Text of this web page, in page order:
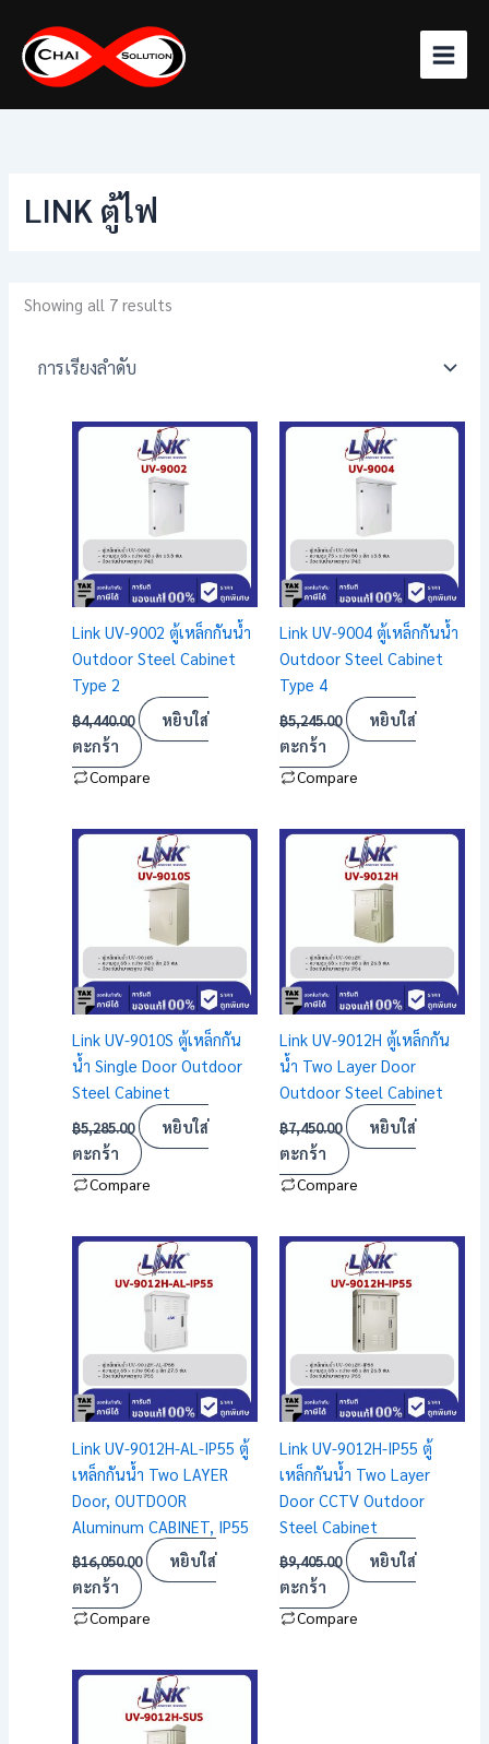
content
LINK ตู้ไฟ
Showing all 7 results
Link UV-9002 ตู้เหล็กกันน้ำ
Outdoor Steel Cabinet
Type 2
฿4,440.00
หยิบใส่
ตะกร้า
Compare
Link UV-9004 ตู้เหล็กกันน้ำ
Outdoor Steel Cabinet
Type 4
฿5,245.00
หยิบใส่
ตะกร้า
Compare
Link UV-9010S ตู้เหล็กกัน
น้ำ Single Door Outdoor
Steel Cabinet
฿5,285.00
หยิบใส่
ตะกร้า
Compare
Link UV-9012H ตู้เหล็กกัน
น้ำ Two Layer Door
Outdoor Steel Cabinet
฿7,450.00
หยิบใส่
ตะกร้า
Compare
Link UV-9012H-AL-IP55 ตู้
เหล็กกันน้ำ Two LAYER
Door, OUTDOOR
Aluminum CABINET, IP55
฿16,050.00
หยิบใส่
ตะกร้า
Compare
Link UV-9012H-IP55 ตู้
เหล็กกันน้ำ Two Layer
Door CCTV Outdoor
Steel Cabinet
฿9,405.00
หยิบใส่
ตะกร้า
Compare